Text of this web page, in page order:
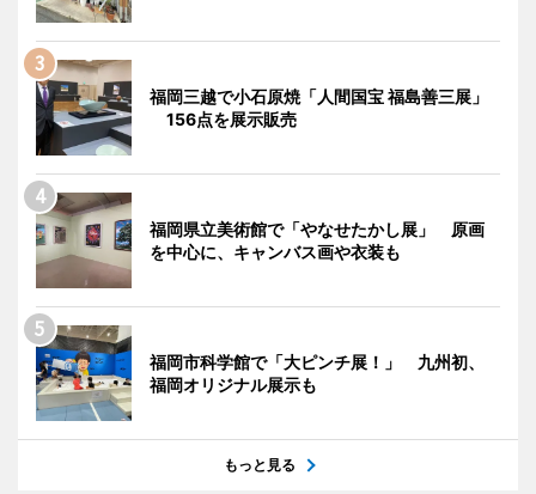
福岡三越で小石原焼「人間国宝 福島善三展」
156点を展示販売
福岡県立美術館で「やなせたかし展」 原画
を中心に、キャンバス画や衣装も
福岡市科学館で「大ピンチ展！」 九州初、
福岡オリジナル展示も
もっと見る